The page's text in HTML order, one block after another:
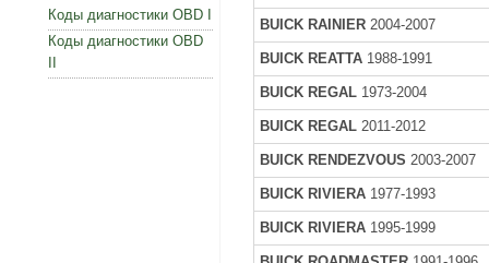
Коды диагностики OBD I
Коды диагностики OBD
BUICK RAINIER 2004-2007
BUICK REATTA 1988-1991
BUICK REGAL 1973-2004
BUICK REGAL 2011-2012
BUICK RENDEZVOUS 2003-2007
BUICK RIVIERA 1977-1993
BUICK RIVIERA 1995-1999